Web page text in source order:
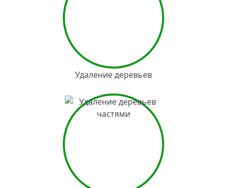
Удаление деревьев